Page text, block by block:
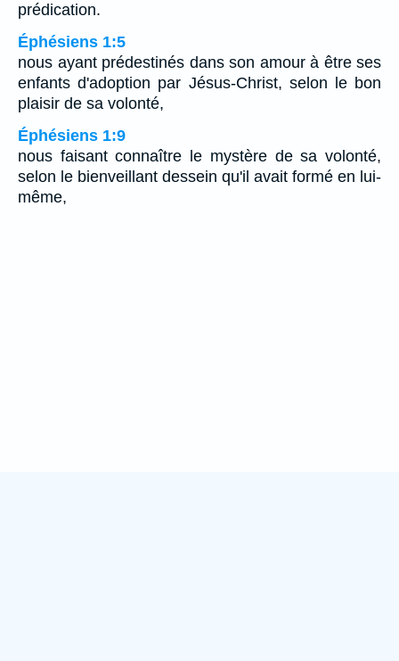
prédication.
Éphésiens 1:5
nous ayant prédestinés dans son amour à être ses
enfants d'adoption par Jésus-Christ, selon le bon
plaisir de sa volonté,
Éphésiens 1:9
nous faisant connaître le mystère de sa volonté,
selon le bienveillant dessein qu'il avait formé en lui-
même,